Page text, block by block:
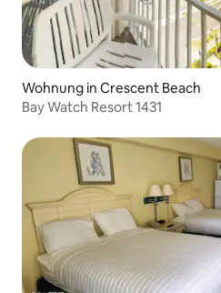
Wohnung in Crescent Beach
Bay Watch Resort 1431